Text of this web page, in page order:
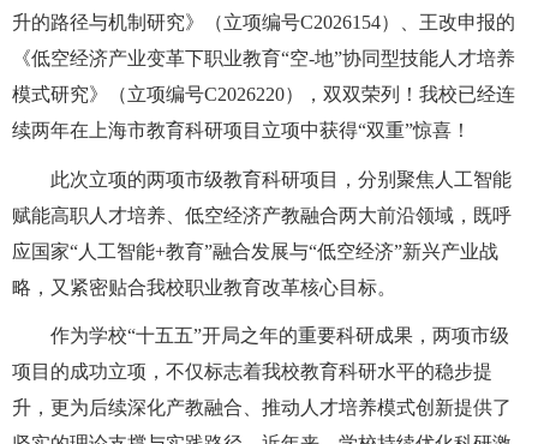
升的路径与机制研究》（立项编号C2026154）、王改申报的
《低空经济产业变革下职业教育“空-地”协同型技能人才培养
模式研究》（立项编号C2026220），双双荣列！我校已经连
续两年在上海市教育科研项目立项中获得“双重”惊喜！
此次立项的两项市级教育科研项目，分别聚焦人工智能
赋能高职人才培养、低空经济产教融合两大前沿领域，既呼
应国家“人工智能+教育”融合发展与“低空经济”新兴产业战
略，又紧密贴合我校职业教育改革核心目标。
作为学校“十五五”开局之年的重要科研成果，两项市级
项目的成功立项，不仅标志着我校教育科研水平的稳步提
升，更为后续深化产教融合、推动人才培养模式创新提供了